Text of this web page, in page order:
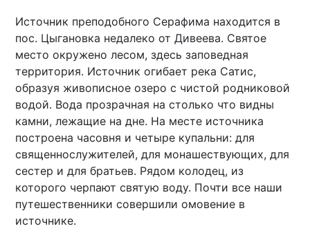
Источник преподобного Серафима находится в
пос. Цыгановка недалеко от Дивеева. Святое
место окружено лесом, здесь заповедная
территория. Источник огибает река Сатис,
образуя живописное озеро с чистой родниковой
водой. Вода прозрачная на столько что видны
камни, лежащие на дне. На месте источника
построена часовня и четыре купальни: для
священнослужителей, для монашествующих, для
сестер и для братьев. Рядом колодец, из
которого черпают святую воду. Почти все наши
путешественники совершили омовение в
источнике.